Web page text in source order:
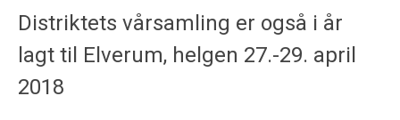
Distriktets vårsamling er også i år
lagt til Elverum, helgen 27.-29. april
2018